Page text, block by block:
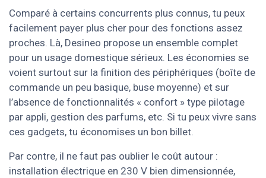
Comparé à certains concurrents plus connus, tu peux
facilement payer plus cher pour des fonctions assez
proches. Là, Desineo propose un ensemble complet
pour un usage domestique sérieux. Les économies se
voient surtout sur la finition des périphériques (boîte de
commande un peu basique, buse moyenne) et sur
l’absence de fonctionnalités « confort » type pilotage
par appli, gestion des parfums, etc. Si tu peux vivre sans
ces gadgets, tu économises un bon billet.
Par contre, il ne faut pas oublier le coût autour :
installation électrique en 230 V bien dimensionnée,